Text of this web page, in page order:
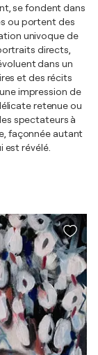
se fondent dans
ou portent des
univoque de
directs,
dans un
et des récits
impression de
retenue ou
spectateurs à
façonnée autant
est révélé.